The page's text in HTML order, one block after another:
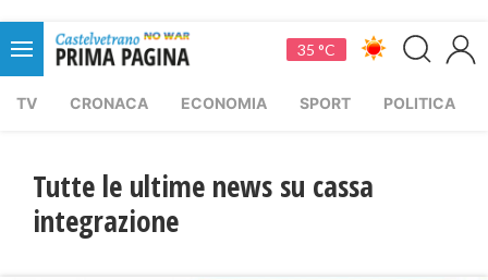
35 °C
TV CRONACA ECONOMIA SPORT POLITICA
Tutte le ultime news su cassa
integrazione